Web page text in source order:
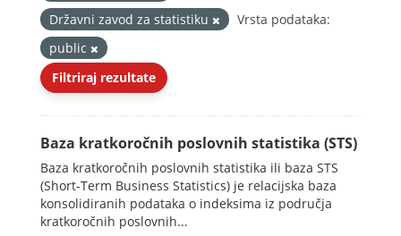
Državni zavod za statistiku
Vrsta podataka:
public
Filtriraj rezultate
Baza kratkoročnih poslovnih statistika (STS)
Baza kratkoročnih poslovnih statistika ili baza STS
(Short-Term Business Statistics) je relacijska baza
konsolidiranih podataka o indeksima iz područja
kratkoročnih poslovnih...